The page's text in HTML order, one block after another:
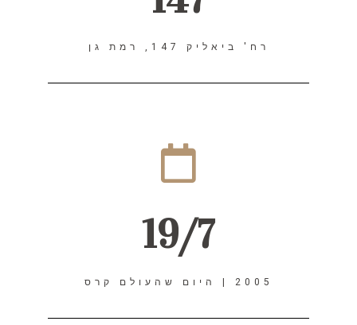
רח' ביאליק 147, רמת גן
19/7
2005 | היום שהעולם קרס